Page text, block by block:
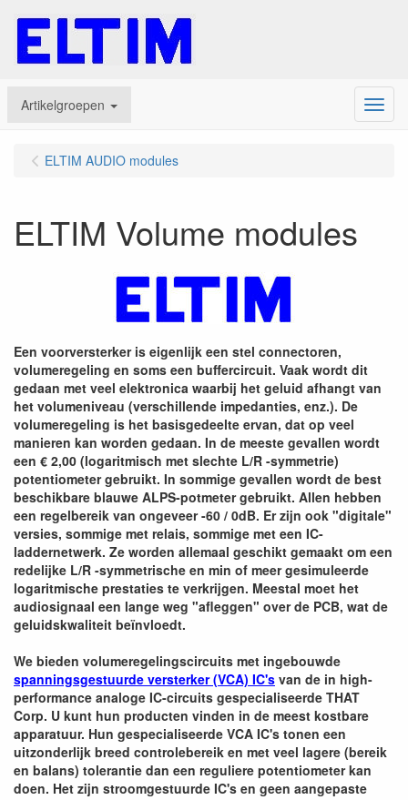
Artikelgroepen Menu
ELTIM AUDIO modules
ELTIM Volume modules
Een voorversterker is eigenlijk een stel connectoren,
volumeregeling en soms een buffercircuit. Vaak wordt dit
gedaan met veel elektronica waarbij het geluid afhangt van
het volumeniveau (verschillende impedanties, enz.). De
volumeregeling is het basisgedeelte ervan, dat op veel
manieren kan worden gedaan. In de meeste gevallen wordt
een € 2,00 (logaritmisch met slechte L/R -symmetrie)
potentiometer gebruikt. In sommige gevallen wordt de best
beschikbare blauwe ALPS-potmeter gebruikt. Allen hebben
een regelbereik van ongeveer -60 / 0dB. Er zijn ook "digitale"
versies, sommige met relais, sommige met een IC-
laddernetwerk. Ze worden allemaal geschikt gemaakt om een
​​redelijke L/R -symmetrische en min of meer gesimuleerde
logaritmische prestaties te verkrijgen. Meestal moet het
audiosignaal een lange weg "afleggen" over de PCB, wat de
geluidskwaliteit beïnvloedt.
We bieden volumeregelingscircuits met ingebouwde
spanningsgestuurde versterker (VCA) IC's van de in high-
performance analoge IC-circuits gespecialiseerde THAT
Corp. U kunt hun producten vinden in de meest kostbare
apparatuur. Hun gespecialiseerde VCA IC's tonen een
uitzonderlijk breed controlebereik en met veel lagere (bereik
en balans) tolerantie dan een reguliere potentiometer kan
doen. Het zijn stroomgestuurde IC's en geen aangepaste